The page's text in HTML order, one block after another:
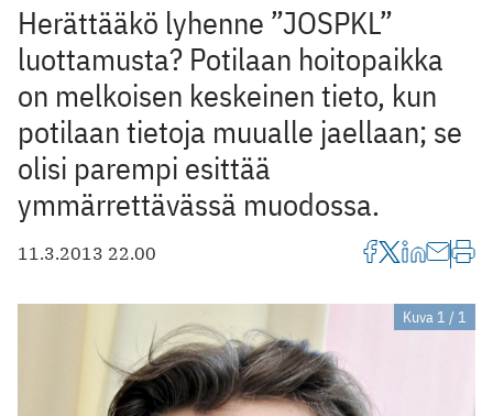
Herättääkö lyhenne ”JOSPKL”
luottamusta? Potilaan hoitopaikka
on melkoisen keskeinen tieto, kun
potilaan tietoja muualle jaellaan; se
olisi parempi esittää
ymmärrettävässä muodossa.
11.3.2013 22.00
Kuva 1 / 1